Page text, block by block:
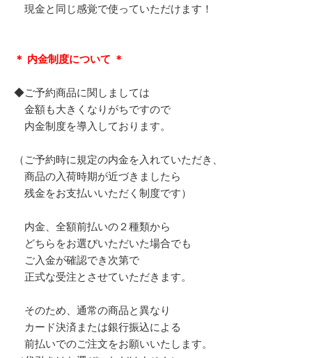
現金と同じ感覚で使っていただけます！
＊ 内金制度について ＊
◆ご予約商品に関しましては
金額も大きくなりがちですので
内金制度を導入しております。
（ご予約時に規定の内金を入れていただき、
商品の入荷時期が近づきましたら
残金をお支払いいただく制度です）
内金、全額前払いの２種類から
どちらをお選びいただいた場合でも
ご入金が確認でき次第で
正式な受注とさせていただきます。
そのため、通常の商品と異なり
カード決済または銀行振込による
前払いでのご注文をお願いいたします。